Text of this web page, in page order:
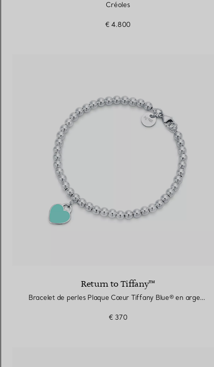
Créoles
€ 4.800
Return to Tiffany™
Bracelet de perles Plaque Cœur Tiffany Blue® en argent 925 millièmes. 4 mm.
€ 370